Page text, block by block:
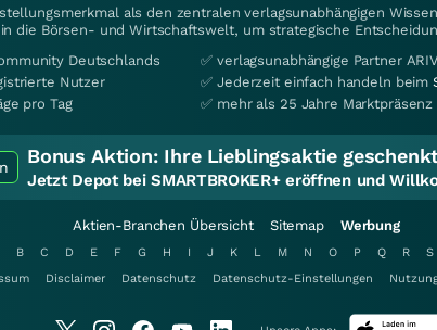
als den zentralen verlagsunabhängigen
in die Börsen- und Wirtschaftswelt, um strategische
Deutschlands
Nutzer
pro Tag
✅ verlagsunabhängige Partner
✅ Jederzeit einfach handeln beim
✅ mehr als 25 Jahre Marktpräsenz
Bonus Aktion: Ihre Lieblingsaktie
Jetzt Depot bei SMARTBROKER+ eröffnen und
Aktien-Branchen Übersicht Sitemap Werbung
B C D E F G H I J K L M N O P Q R S
Disclaimer Datenschutz Datenschutz-Einstellungen